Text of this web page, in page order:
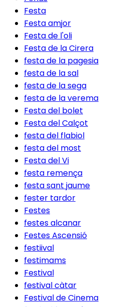
Festa
Festa amjor
Festa de l'oli
Festa de la Cirera
festa de la pagesia
festa de la sal
festa de la sega
festa de la verema
Festa del bolet
Festa del Calçot
festa del flabiol
festa del most
Festa del Vi
festa remença
festa sant jaume
fester tardor
Festes
festes alcanar
Festes Ascensió
festiival
festimams
Festival
festival càtar
Festival de Cinema